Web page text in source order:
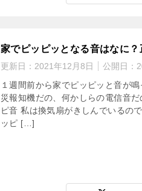
家でピッピッとなる音はなに？
更新日： 2021年12月8日 公開日：
１週間前から家でピッピッと音が
災報知機だの、何かしらの電信音
ピ音 私は換気扇がきしんでいるの
ッピ […]